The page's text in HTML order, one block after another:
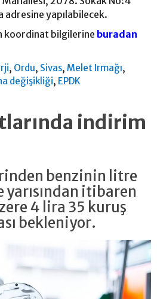
yapılabilecek.
koordinat bilgilerine buradan
, Ordu, Sivas,Melet Irmağı,
değişikliği, EPDK
indirim
benzinin litre
yarısından itibaren
4 lira 35 kuruş
bekleniyor.